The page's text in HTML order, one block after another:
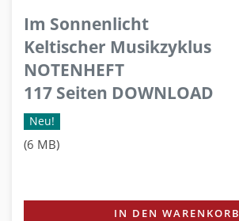
Im Sonnenlicht
Keltischer Musikzyklus
NOTENHEFT
117 Seiten DOWNLOAD
Neu!
(6 MB)
IN DEN WARENKORB